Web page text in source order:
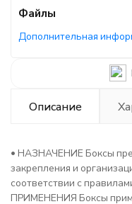
Файлы
Дополнительная
Описание
• НАЗНАЧЕНИЕ Боксы
закрепления и
соответствии с
ПРИМЕНЕНИЯ Боксы